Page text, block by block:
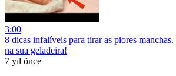
3:00
8 dicas infalíveis para tirar as piores
na sua geladeira!
7 yıl önce